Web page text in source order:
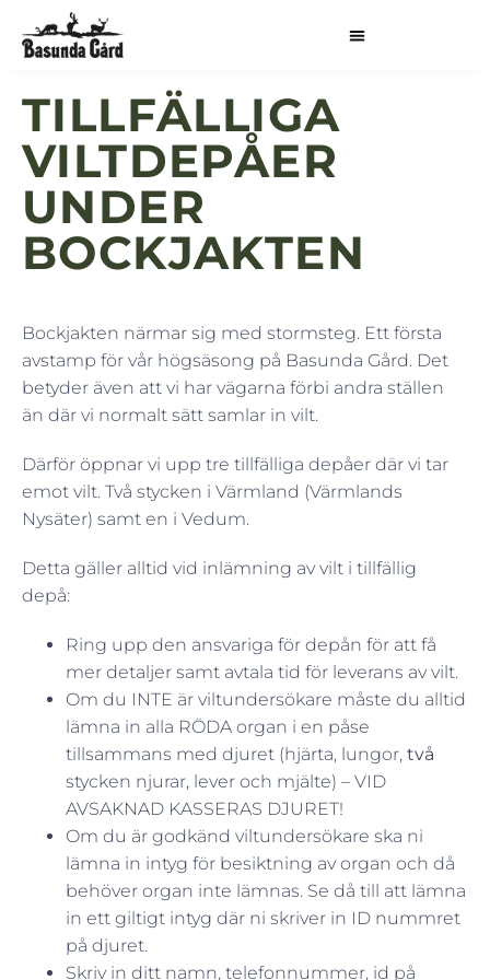
TILLFÄLLIGA
VILTDEPÅER
UNDER
BOCKJAKTEN
Bockjakten närmar sig med stormsteg. Ett första
avstamp för vår högsäsong på Basunda Gård. Det
betyder även att vi har vägarna förbi andra ställen
än där vi normalt sätt samlar in vilt.
Därför öppnar vi upp tre tillfälliga depåer där vi tar
emot vilt. Två stycken i Värmland (Värmlands
Nysäter) samt en i Vedum.
Detta gäller alltid vid inlämning av vilt i tillfällig
depå:
Ring upp den ansvariga för depån för att få
mer detaljer samt avtala tid för leverans av vilt.
Om du INTE är viltundersökare måste du alltid
lämna in alla RÖDA organ i en påse
tillsammans med djuret (hjärta, lungor, två
stycken njurar, lever och mjälte) – VID
AVSAKNAD KASSERAS DJURET!
Om du är godkänd viltundersökare ska ni
lämna in intyg för besiktning av organ och då
behöver organ inte lämnas. Se då till att lämna
in ett giltigt intyg där ni skriver in ID nummret
på djuret.
Skriv in ditt namn, telefonnummer, id på